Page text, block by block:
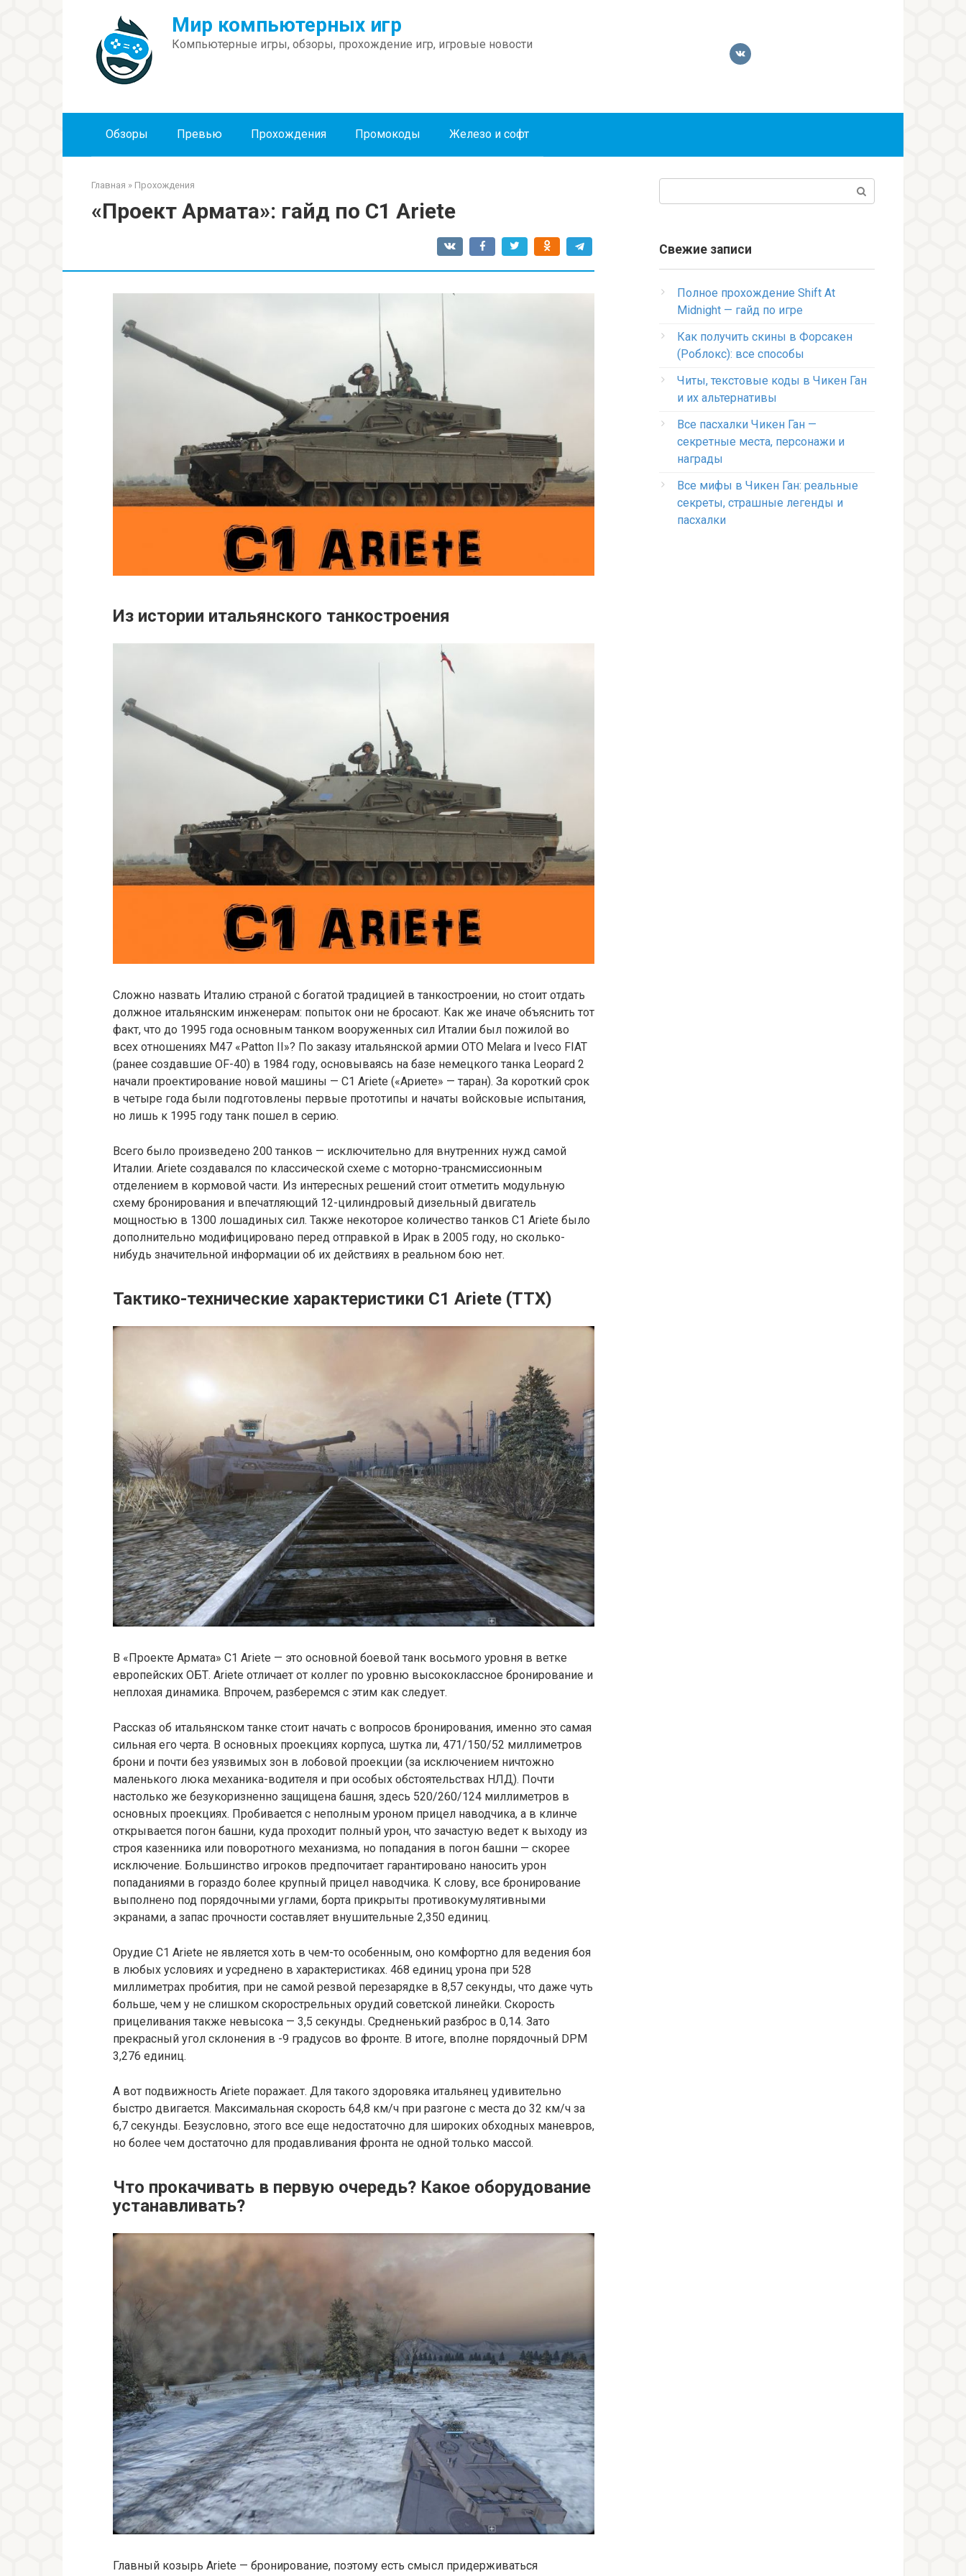
Мир компьютерных игр
Компьютерные игры, обзоры, прохождение игр, игровые новости
Обзоры Превью Прохождения Промокоды Железо и софт
Главная » Прохождения
«Проект Армата»: гайд по C1 Ariete
Из истории итальянского танкостроения
Сложно назвать Италию страной с богатой традицией в танкостроении, но стоит отдать
должное итальянским инженерам: попыток они не бросают. Как же иначе объяснить тот
факт, что до 1995 года основным танком вооруженных сил Италии был пожилой во
всех отношениях M47 «Patton II»? По заказу итальянской армии OTO Melara и Iveco FIAT
(ранее создавшие OF-40) в 1984 году, основываясь на базе немецкого танка Leopard 2
начали проектирование новой машины — C1 Ariete («Ариете» — таран). За короткий срок
в четыре года были подготовлены первые прототипы и начаты войсковые испытания,
но лишь к 1995 году танк пошел в серию.
Всего было произведено 200 танков — исключительно для внутренних нужд самой
Италии. Ariete создавался по классической схеме с моторно-трансмиссионным
отделением в кормовой части. Из интересных решений стоит отметить модульную
схему бронирования и впечатляющий 12-цилиндровый дизельный двигатель
мощностью в 1300 лошадиных сил. Также некоторое количество танков C1 Ariete было
дополнительно модифицировано перед отправкой в Ирак в 2005 году, но сколько-
нибудь значительной информации об их действиях в реальном бою нет.
Тактико-технические характеристики С1 Ariete (TTX)
В «Проекте Армата» C1 Ariete — это основной боевой танк восьмого уровня в ветке
европейских ОБТ. Ariete отличает от коллег по уровню высококлассное бронирование и
неплохая динамика. Впрочем, разберемся с этим как следует.
Рассказ об итальянском танке стоит начать с вопросов бронирования, именно это самая
сильная его черта. В основных проекциях корпуса, шутка ли, 471/150/52 миллиметров
брони и почти без уязвимых зон в лобовой проекции (за исключением ничтожно
маленького люка механика-водителя и при особых обстоятельствах НЛД). Почти
настолько же безукоризненно защищена башня, здесь 520/260/124 миллиметров в
основных проекциях. Пробивается с неполным уроном прицел наводчика, а в клинче
открывается погон башни, куда проходит полный урон, что зачастую ведет к выходу из
строя казенника или поворотного механизма, но попадания в погон башни — скорее
исключение. Большинство игроков предпочитает гарантировано наносить урон
попаданиями в гораздо более крупный прицел наводчика. К слову, все бронирование
выполнено под порядочными углами, борта прикрыты противокумулятивными
экранами, а запас прочности составляет внушительные 2,350 единиц.
Орудие C1 Ariete не является хоть в чем-то особенным, оно комфортно для ведения боя
в любых условиях и усреднено в характеристиках. 468 единиц урона при 528
миллиметрах пробития, при не самой резвой перезарядке в 8,57 секунды, что даже чуть
больше, чем у не слишком скорострельных орудий советской линейки. Скорость
прицеливания также невысока — 3,5 секунды. Средненький разброс в 0,14. Зато
прекрасный угол склонения в -9 градусов во фронте. В итоге, вполне порядочный DPM
3,276 единиц.
А вот подвижность Ariete поражает. Для такого здоровяка итальянец удивительно
быстро двигается. Максимальная скорость 64,8 км/ч при разгоне с места до 32 км/ч за
6,7 секунды. Безусловно, этого все еще недостаточно для широких обходных маневров,
но более чем достаточно для продавливания фронта не одной только массой.
Что прокачивать в первую очередь? Какое оборудование
устанавливать?
Главный козырь Ariete — бронирование, поэтому есть смысл придерживаться
Свежие записи
Полное прохождение Shift At
Midnight — гайд по игре
Как получить скины в Форсакен
(Роблокс): все способы
Читы, текстовые коды в Чикен Ган
и их альтернативы
Все пасхалки Чикен Ган —
секретные места, персонажи и
награды
Все мифы в Чикен Ган: реальные
секреты, страшные легенды и
пасхалки